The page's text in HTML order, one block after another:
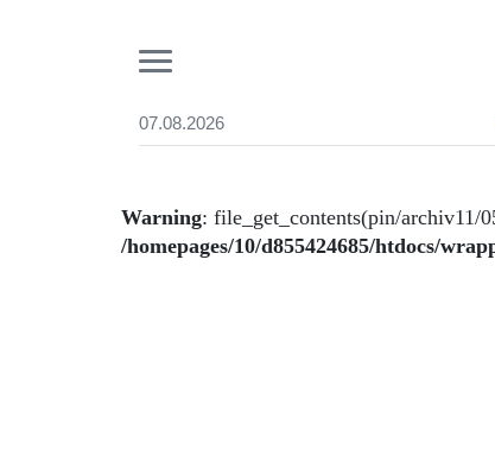
07.08.2026
Wer wir sind
Aktuelle Ausgabe
Warning: file_get_contents(pin/archiv11/
/homepages/10/d855424685/htdocs/